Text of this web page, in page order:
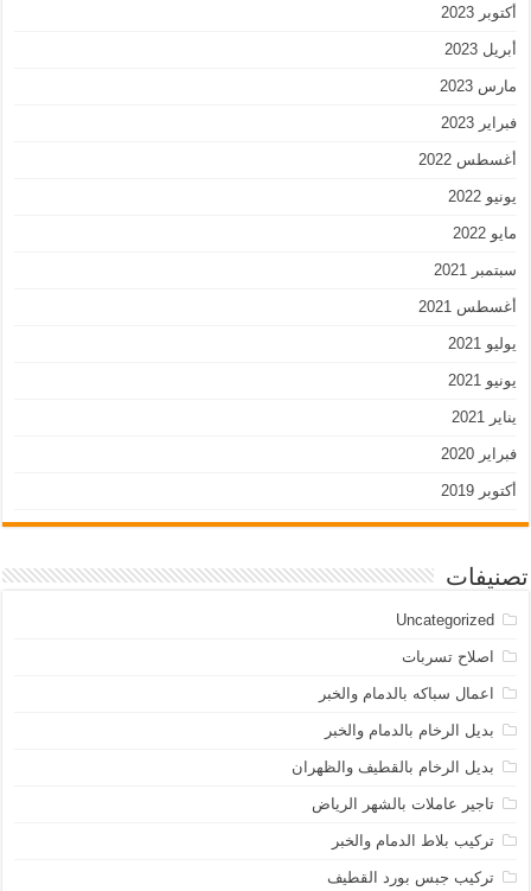
أكتوبر 2023
أبريل 2023
مارس 2023
فبراير 2023
أغسطس 2022
يونيو 2022
مايو 2022
سبتمبر 2021
أغسطس 2021
يوليو 2021
يونيو 2021
يناير 2021
فبراير 2020
أكتوبر 2019
تصنيفات
Uncategorized
اصلاح تسربات
اعمال سباكه بالدمام والخبر
بديل الرخام بالدمام والخبر
بديل الرخام بالقطيف والظهران
تاجير عاملات بالشهر الرياض
تركيب بلاط الدمام والخبر
تركيب جبس بورد القطيف